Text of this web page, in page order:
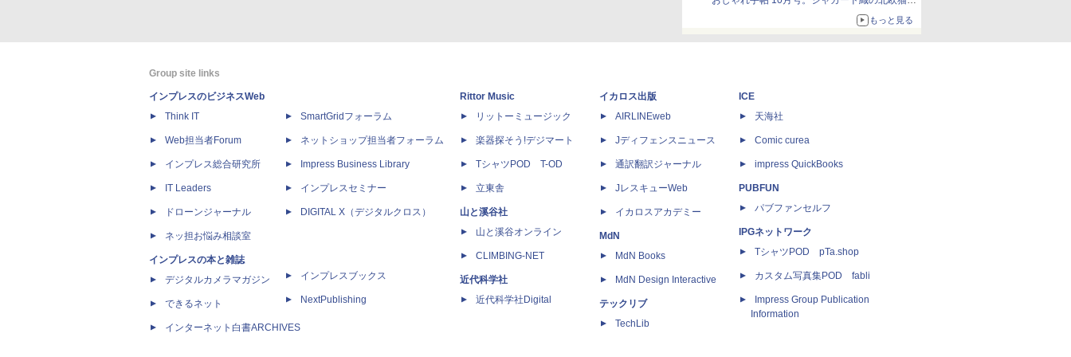
もっと見る
Group site links
インプレスのビジネスWeb
Think IT
Web担当者Forum
インプレス総合研究所
IT Leaders
ドローンジャーナル
ネッ担お悩み相談室
インプレスの本と雑誌
デジタルカメラマガジン
できるネット
インターネット白書ARCHIVES
SmartGridフォーラム
ネットショップ担当者フォーラム
Impress Business Library
インプレスセミナー
DIGITAL X（デジタルクロス）
インプレスブックス
NextPublishing
Rittor Music
リットーミュージック
楽器探そう!デジマート
TシャツPOD T-OD
立東舎
山と溪谷社
山と溪谷オンライン
CLIMBING-NET
近代科学社
近代科学社Digital
イカロス出版
AIRLINEweb
Jディフェンスニュース
通訳翻訳ジャーナル
JレスキューWeb
イカロスアカデミー
MdN
MdN Books
MdN Design Interactive
テックリブ
TechLib
ICE
天海社
Comic curea
impress QuickBooks
PUBFUN
パブファンセルフ
IPGネットワーク
TシャツPOD pTa.shop
カスタム写真集POD fabli
Impress Group Publication
Information